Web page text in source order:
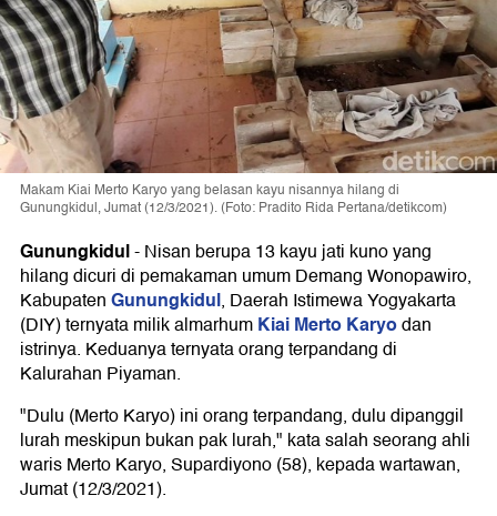
Makam Kiai Merto Karyo yang belasan kayu nisannya hilang di
Gunungkidul, Jumat (12/3/2021). (Foto: Pradito Rida Pertana/detikcom)
Gunungkidul-Nisan berupa 13 kayu jati kuno yang
hilang dicuri di pemakaman umum Demang Wonopawiro,
KabupatenGunungkidul, Daerah Istimewa Yogyakarta
(DIY) ternyata milik almarhumKiai Merto Karyodan
istrinya. Keduanya ternyata orang terpandang di
Kalurahan Piyaman.
"Dulu (Merto Karyo) ini orang terpandang, dulu dipanggil
lurah meskipun bukan pak lurah," kata salah seorang ahli
waris Merto Karyo, Supardiyono (58), kepada wartawan,
Jumat (12/3/2021).